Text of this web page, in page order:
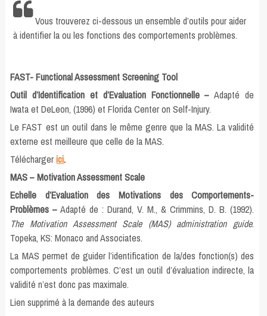
Vous trouverez ci-dessous un ensemble d’outils pour aider
à identifier la ou les fonctions des comportements problèmes.
FAST- Functional Assessment Screening Tool
Outil d’Identification et d’Evaluation Fonctionnelle– Adapté de
Iwata et DeLeon, (1996) et Florida Center on Self-Injury.
Le FAST est un outil dans le même genre que la MAS. La validité
externe est meilleure que celle de la MAS.
Télécharger ici.
MAS – Motivation Assessment Scale
Echelle d’Evaluation des Motivations des Comportements-
Problèmes – Adapté de : Durand, V. M., & Crimmins, D. B. (1992).
The Motivation Assessment Scale (MAS) administration guide.
Topeka, KS: Monaco and Associates.
La MAS permet de guider l’identification de la/des fonction(s) des
comportements problèmes. C’est un outil d’évaluation indirecte, la
validité n’est donc pas maximale.
Lien supprimé à la demande des auteurs